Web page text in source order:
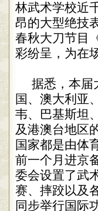
林武术学校近
昂的大型绝技
春秋大刀节目
彩纷呈，为在
据悉，本届
国、澳大利亚
韦、巴基斯坦
及港澳台地区
国家都是由体
前一个月进京
委会设置了武
赛、摔跤以及
同步举行国际